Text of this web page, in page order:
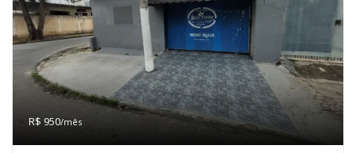
R$ 950/mês